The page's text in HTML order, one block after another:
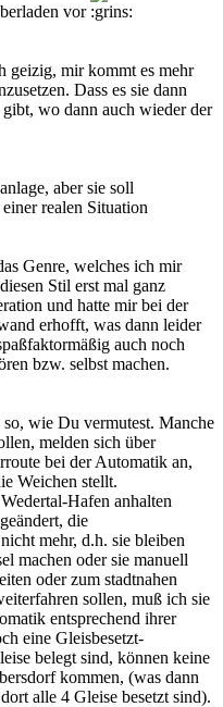
vor
geizig, mir kommt es mehr
Dass es sie dann
wo dann auch wieder der
aber sie soll
realen Situation
Genre, welches ich mir
Stil erst mal ganz
und hatte mir bei der
erhofft, was dann leider
auch noch
bzw. selbst machen.
wie Du vermutest. Manche
melden sich über
bei der Automatik an,
Weichen stellt.
Hafen anhalten
die
mehr, d.h. sie bleiben
machen oder sie manuell
oder zum stadtnahen
sollen, muß ich sie
entsprechend ihrer
eine Gleisbesetzt-
belegt sind, können keine
kommen, (was dann
alle 4 Gleise besetzt sind).